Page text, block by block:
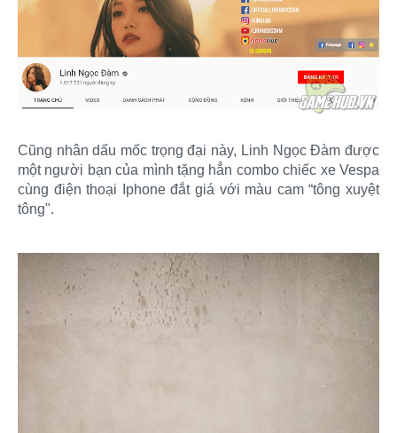
Cũng nhân dấu mốc trọng đại này, Linh Ngọc Đàm được
một người bạn của mình tặng hẳn combo chiếc xe Vespa
cùng điện thoại Iphone đắt giá với màu cam “tông xuyệt
tông".